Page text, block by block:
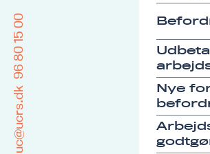
Nye
uc@ucrs.dk
96 80 15 00